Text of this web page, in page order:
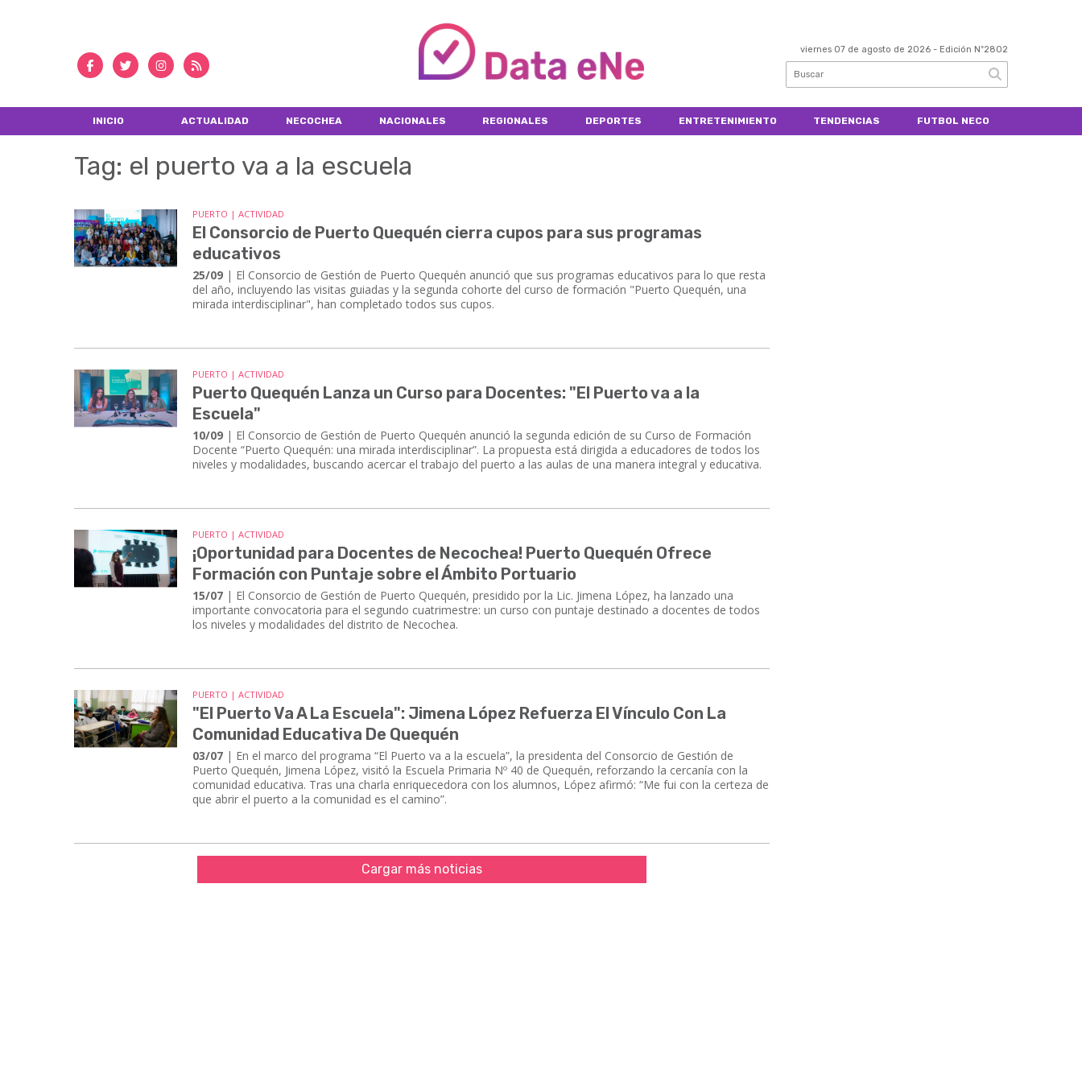
viernes 07 de agosto de 2026 - Edición Nº2802
INICIO ACTUALIDAD NECOCHEA NACIONALES REGIONALES DEPORTES ENTRETENIMIENTO TENDENCIAS FUTBOL NECO
Tag: el puerto va a la escuela
PUERTO | ACTIVIDAD
El Consorcio de Puerto Quequén cierra cupos para sus programas
educativos
25/09 | El Consorcio de Gestión de Puerto Quequén anunció que sus programas educativos para lo que resta
del año, incluyendo las visitas guiadas y la segunda cohorte del curso de formación "Puerto Quequén, una
mirada interdisciplinar", han completado todos sus cupos.
PUERTO | ACTIVIDAD
Puerto Quequén Lanza un Curso para Docentes: "El Puerto va a la
Escuela"
10/09 | El Consorcio de Gestión de Puerto Quequén anunció la segunda edición de su Curso de Formación
Docente “Puerto Quequén: una mirada interdisciplinar”. La propuesta está dirigida a educadores de todos los
niveles y modalidades, buscando acercar el trabajo del puerto a las aulas de una manera integral y educativa.
PUERTO | ACTIVIDAD
¡Oportunidad para Docentes de Necochea! Puerto Quequén Ofrece
Formación con Puntaje sobre el Ámbito Portuario
15/07 | El Consorcio de Gestión de Puerto Quequén, presidido por la Lic. Jimena López, ha lanzado una
importante convocatoria para el segundo cuatrimestre: un curso con puntaje destinado a docentes de todos
los niveles y modalidades del distrito de Necochea.
PUERTO | ACTIVIDAD
"El Puerto Va A La Escuela": Jimena López Refuerza El Vínculo Con La
Comunidad Educativa De Quequén
03/07 | En el marco del programa “El Puerto va a la escuela”, la presidenta del Consorcio de Gestión de
Puerto Quequén, Jimena López, visitó la Escuela Primaria Nº 40 de Quequén, reforzando la cercanía con la
comunidad educativa. Tras una charla enriquecedora con los alumnos, López afirmó: “Me fui con la certeza de
que abrir el puerto a la comunidad es el camino”.
Cargar más noticias